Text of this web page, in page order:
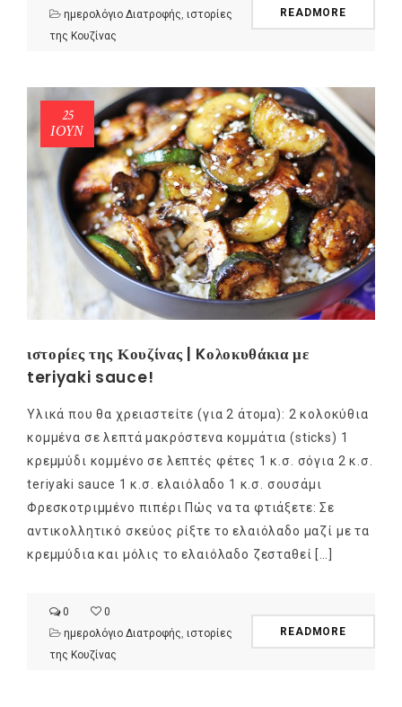
ημερολόγιο Διατροφής, ιστορίες
της Κουζίνας
READMORE
25
ΙΟΎΝ
ιστορίες της Κουζίνας | Kολοκυθάκια με
teriyaki sauce!
Υλικά που θα χρειαστείτε (για 2 άτομα): 2 κολοκύθια
κομμένα σε λεπτά μακρόστενα κομμάτια (sticks) 1
κρεμμύδι κομμένο σε λεπτές φέτες 1 κ.σ. σόγια 2 κ.σ.
teriyaki sauce 1 κ.σ. ελαιόλαδο 1 κ.σ. σουσάμι
Φρεσκοτριμμένο πιπέρι Πώς να τα φτιάξετε: Σε
αντικολλητικό σκεύος ρίξτε το ελαιόλαδο μαζί με τα
κρεμμύδια και μόλις το ελαιόλαδο ζεσταθεί […]
0
0
ημερολόγιο Διατροφής ιστορίες
της Κουζίνας
READMORE